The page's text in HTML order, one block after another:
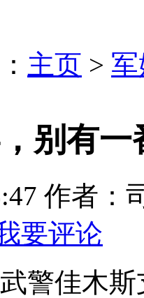
主页 >
别有一
作者
要评论
警佳木